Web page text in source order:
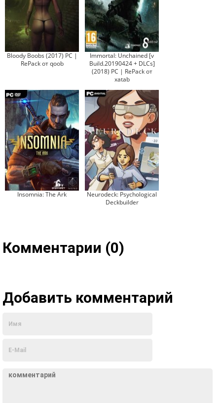
Bloody Boobs (2017) PC |
RePack от qoob
Immortal: Unchained [v
Build.20190424 + DLCs]
(2018) PC | RePack от
xatab
Insomnia: The Ark
Neurodeck: Psychological
Deckbuilder
Комментарии (0)
Добавить комментарий